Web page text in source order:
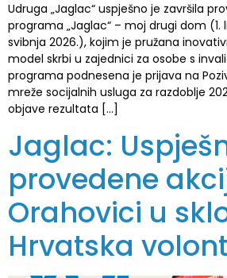
Udruga „Jaglac“ uspješno je završila
programa „Jaglac“ – moj drugi dom (1.
svibnja 2026.), kojim je pružana
model skrbi u zajednici za osobe s
programa podnesena je prijava na
mreže socijalnih usluga za razdoblje
objave rezultata […]
Jaglac:
provedene
Orahovici u
Hrvatska